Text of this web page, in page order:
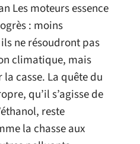
Les moteurs essence
: moins
ne résoudront pas
climatique, mais
casse. La quête du
qu’il s’agisse de
reste
la chasse aux